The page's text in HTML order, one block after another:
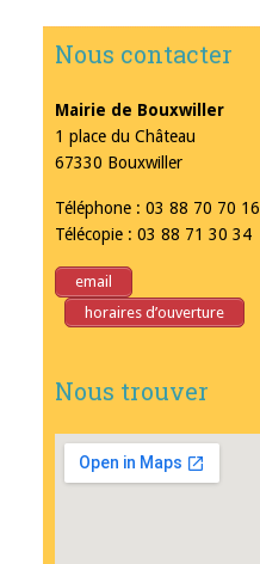
Nous contacter
Mairie de Bouxwiller
1 place du Château
67330 Bouxwiller
Téléphone : 03 88 70 70 16
Télécopie : 03 88 71 30 34
email
horaires d’ouverture
Nous trouver